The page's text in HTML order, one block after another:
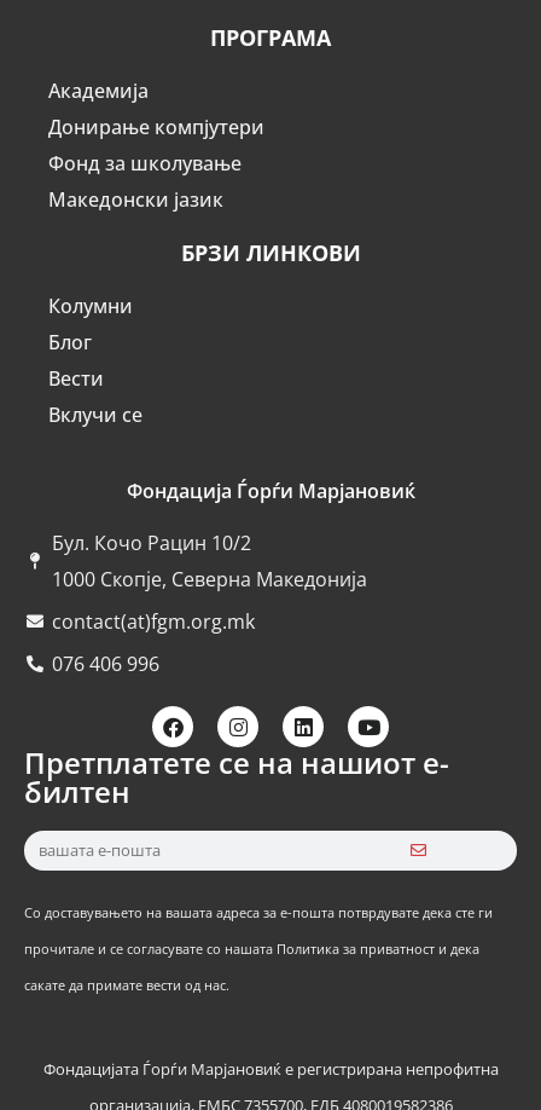
ПРОГРАМА
Академија
Донирање компјутери
Фонд за школување
Македонски јазик
БРЗИ ЛИНКОВИ
Колумни
Блог
Вести
Вклучи се
Фондација Ѓорѓи Марјановиќ
Бул. Кочо Рацин 10/2
1000 Скопје, Северна Македонија
contact(at)fgm.org.mk
076 406 996
Претплатете се на нашиот е-
билтен
Со доставувањето на вашата адреса за е-пошта потврдувате дека сте ги
прочитале и се согласувате со нашата Политика за приватност и дека
сакате да примате вести од нас.
Фондацијата Ѓорѓи Марјановиќ е регистрирана непрофитна
организација, ЕМБС 7355700, ЕДБ 4080019582386